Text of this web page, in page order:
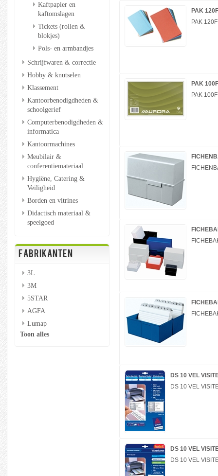
Kaftpapier en
kaftomslagen
Tickets (rollen &
blokjes)
Pols- en armbandjes
Schrijfwaren & correctie
Hobby & knutselen
Klassement
Kantoorbenodigdheden &
schoolgerief
Computerbenodigdheden &
informatica
Kantoormachines
Meubilair &
conferentiemateriaal
Hygiëne, Catering &
Veiligheid
Borden en vitrines
Didactisch materiaal &
speelgoed
FABRIKANTEN
3L
3M
5STAR
AGFA
Lumap
Toon alles
PAK
PAK
PAK
PAK
DS 10 VEL
DS 10 VEL
DS 10 VEL
DS 10 VEL